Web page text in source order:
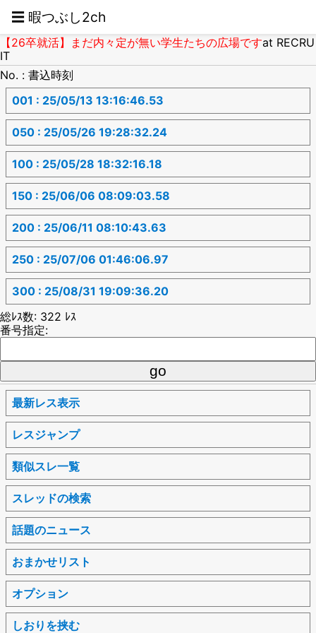
☰ 暇つぶし2ch
【26卒就活】まだ内々定が無い学生たちの広場ですat RECRU
IT
No. : 書込時刻
001 : 25/05/13 13:16:46.53
050 : 25/05/26 19:28:32.24
100 : 25/05/28 18:32:16.18
150 : 25/06/06 08:09:03.58
200 : 25/06/11 08:10:43.63
250 : 25/07/06 01:46:06.97
300 : 25/08/31 19:09:36.20
総ﾚｽ数: 322 ﾚｽ
番号指定:
最新レス表示
レスジャンプ
類似スレ一覧
スレッドの検索
話題のニュース
おまかせリスト
オプション
しおりを挟む